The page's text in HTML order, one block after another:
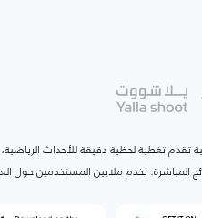
تقدم تغطية لحظية دقيقة للأحداث
المباشرة. نخدم ملايين المستخدمين حول